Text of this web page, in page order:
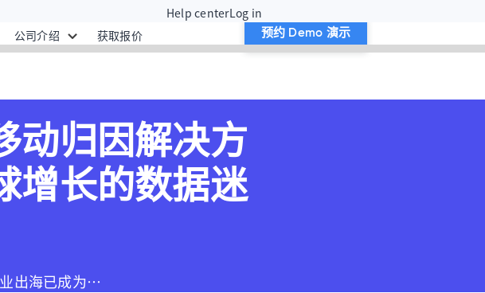
Help centerLog in
公司介绍 获取报价 预约 Demo 演示
动归因解决方
增长的数据迷
出海已成为…